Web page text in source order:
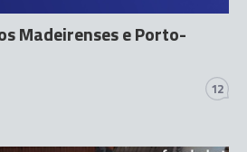
Madeirenses e Porto-
12